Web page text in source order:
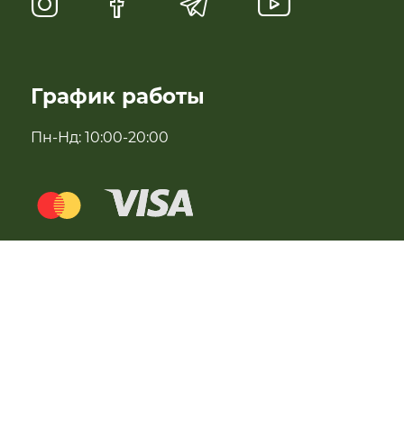
График работы
Пн-Нд: 10:00-20:00
Натуральные сладости
Для імунітету